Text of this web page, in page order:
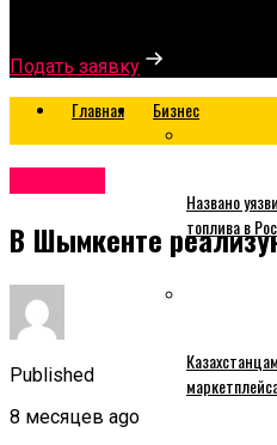
Подать заявку
Главная Бизнес
Названо
топлива в
В Шымкенте
Published
8 месяцев ago